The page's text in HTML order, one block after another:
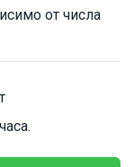
от числа